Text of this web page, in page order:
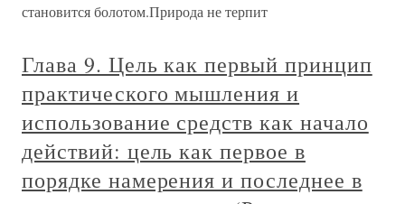
становится болотом.Природа не терпит
Глава 9. Цель как первый принцип
практического мышления и
использование средств как начало
действий: цель как первое в
порядке намерения и последнее в